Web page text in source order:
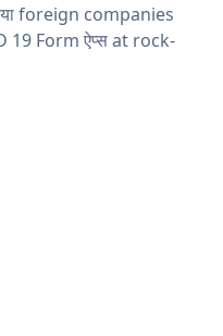
या foreign companies
19 Form ऐप्स at rock-